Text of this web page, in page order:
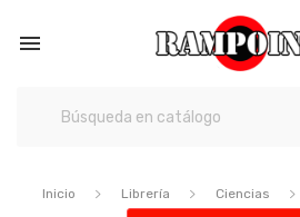

Inicio Librería Ciencias